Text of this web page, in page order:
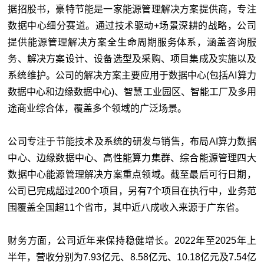
据招股书，豪特节能是一家能源管理解决方案提供商，专注
数据中心细分赛道。通过技术驱动+场景深耕的战略，公司
提供能源管理解决方案全生命周期服务体系，涵盖咨询服
务、解决方案设计、设备选型及采购、项目集成及实施以及
系统维护。公司的解决方案主要应用于数据中心(包括AI算力
数据中心和边缘数据中心)、智慧工业园区、智能工厂及多用
途商业综合体，覆盖多个领域的广泛场景。
公司专注于节能技术及系统的研发与销售，布局AI算力数据
中心、边缘数据中心、高性能算力集群、综合能源管理四大
数据中心能源管理解决方案重点领域。截至最后可行日期，
公司已完成超过200个项目，另有7个项目在执行中，业务范
围覆盖全国超11个省市，其中近八成收入来源于广东省。
财务方面，公司近年来保持稳健增长。2022年至2025年上
半年，营收分别为7.93亿元、8.58亿元、10.18亿元及7.54亿